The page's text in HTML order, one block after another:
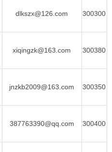
dlkszx@126.com 300300
xiqingzk@163.com 300380
jnzkb2009@163.com 300350
387763390@qq.com 300400